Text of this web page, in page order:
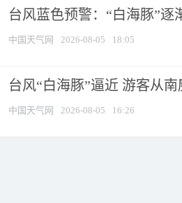
台风蓝色预警：“白海豚”逐
中国天气网 2026-08-05 18:05
台风“白海豚”逼近 游客从
中国天气网 2026-08-05 16:26